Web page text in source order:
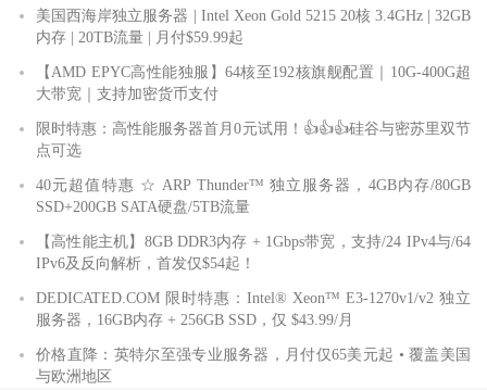
美国西海岸独立服务器 | Intel Xeon Gold 5215 20核 3.4GHz | 32GB
内存 | 20TB流量 | 月付$59.99起
【AMD EPYC高性能独服】64核至192核旗舰配置｜10G-400G超
大带宽｜支持加密货币支付
限时特惠：高性能服务器首月0元试用！👍👍👍硅谷与密苏里双节
点可选
40元超值特惠 ☆ ARP Thunder™ 独立服务器，4GB内存/80GB
SSD+200GB SATA硬盘/5TB流量
【高性能主机】8GB DDR3内存 + 1Gbps带宽，支持/24 IPv4与/64
IPv6及反向解析，首发仅$54起！
DEDICATED.COM 限时特惠：Intel® Xeon™ E3-1270v1/v2 独立
服务器，16GB内存 + 256GB SSD，仅 $43.99/月
价格直降：英特尔至强专业服务器，月付仅65美元起 • 覆盖美国
与欧洲地区